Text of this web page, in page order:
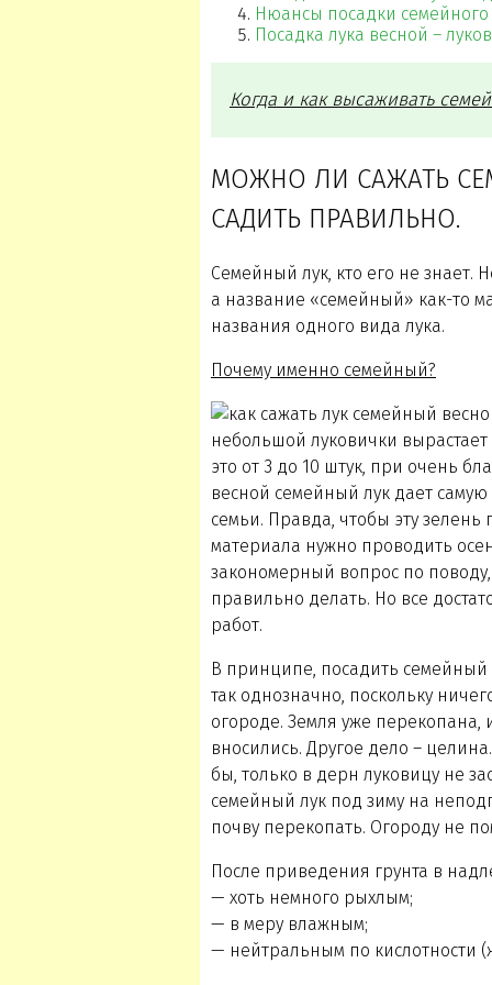
Нюансы посадки семейного
Посадка лука весной –
Когда и как высаживать
МОЖНО ЛИ САЖАТЬ
САДИТЬ ПРАВИЛЬНО.
Семейный лук, кто его не знает.
а название «семейный» как-то
названия одного вида лука.
Почему именно семейный?
небольшой луковички
это от 3 до 10 штук, при очень
весной семейный лук дает
семьи. Правда, чтобы эту
материала нужно проводить
закономерный вопрос по
правильно делать. Но все
работ.
В принципе, посадить семейный
так однозначно, поскольку
огороде. Земля уже перекопана,
вносились. Другое дело –
бы, только в дерн луковицу не
семейный лук под зиму на
почву перекопать. Огороду не
После приведения грунта в
— хоть немного рыхлым;
— в меру влажным;
— нейтральным по кислотности